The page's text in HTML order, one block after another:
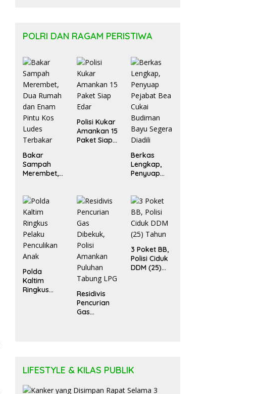
POLRI DAN RAGAM PERISTIWA
Bakar
Sampah
Merembet,
Pintu Kos
Ludes
Terbakar
Polisi Kukar
Amankan 15
Paket Siap
Berkas
Lengkap,
Penyuap
Budiman
Bayu
Segera
Diadili
Polda
Kaltim
Ringkus
Residivis
Pencurian
Gas
3 Poket BB,
Polisi Ciduk
DDM (25)
LIFESTYLE & KILAS PUBLIK